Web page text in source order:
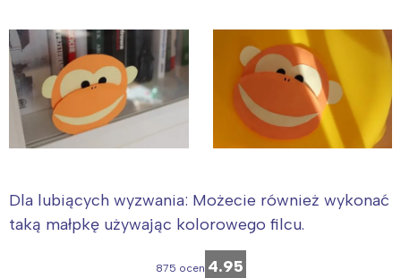
Dla lubiących wyzwania: Możecie również wykonać
taką małpkę używając kolorowego filcu.
875 ocen 4.95